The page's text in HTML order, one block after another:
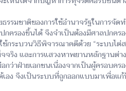
รมชาติของการใช้อำนาจรัฐในการจัด
ครองขึ้นได้ จึงจำเป็นต้องมีศาลปกคร
ช้กระบวนวิธีพิจารณาคดีด้วย “ระบบไ
จริง และการแสวงหาพยานหลักฐานต่
กว่าฝ่ายเอกชนเนื่องจากเป็นผู้ครอบค
เอง จึงเป็นระบบที่ถูกออกแบบมาเพื่อ